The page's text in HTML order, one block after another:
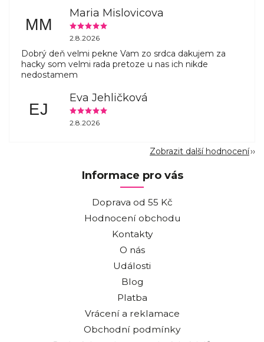
MM
Maria Mislovicova
2.8.2026
Dobrý deň velmi pekne Vam zo srdca dakujem za
hacky som velmi rada pretoze u nas ich nikde
nedostamem
EJ
Eva Jehličková
2.8.2026
Zobrazit další hodnocení
Informace pro vás
Doprava od 55 Kč
Hodnocení obchodu
Kontakty
O nás
Události
Blog
Platba
Vrácení a reklamace
Obchodní podmínky